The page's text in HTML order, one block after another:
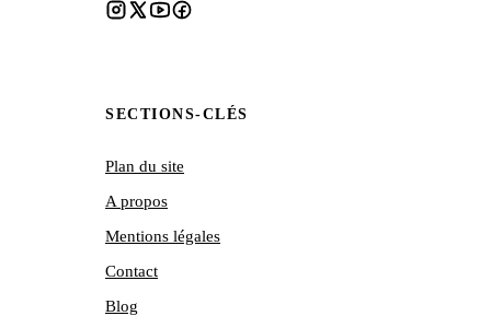
SECTIONS-CLÉS
Plan du site
A propos
Mentions légales
Contact
Blog